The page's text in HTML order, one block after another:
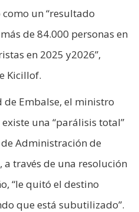
un “resultado
de 84.000 personas en
en 2025 y2026”,
Kicillof.
de Embalse, el ministro
una “parálisis total”
Administración de
a través de una resolución
“le quitó el destino
que está subutilizado”.